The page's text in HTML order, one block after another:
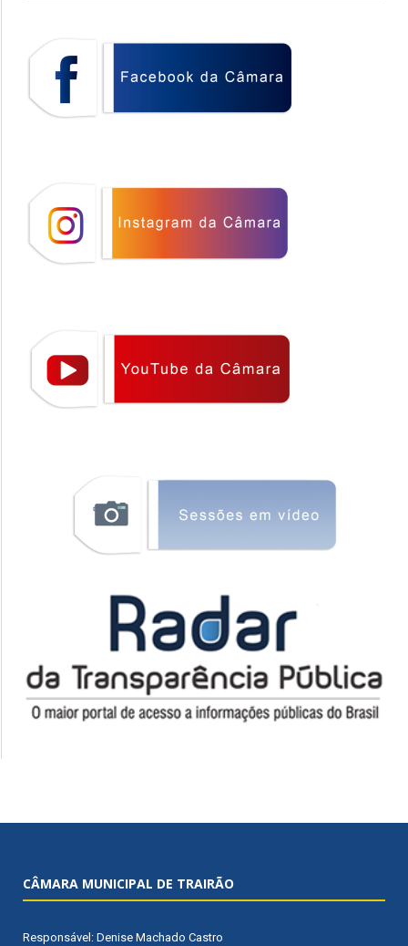
CÂMARA MUNICIPAL DE TRAIRÃO
Responsável: Denise Machado Castro